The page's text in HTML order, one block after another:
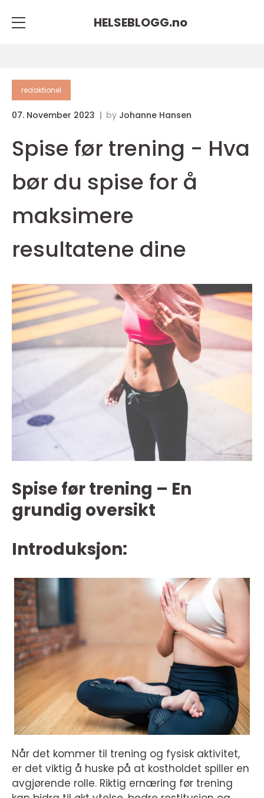
HELSEBLOGG.no
redaktionel
07. November 2023 by Johanne Hansen
Spise før trening - Hva
bør du spise for å
maksimere
resultatene dine
Spise før trening – En
grundig oversikt
Introduksjon:
Når det kommer til trening og fysisk aktivitet,
er det viktig å huske på at kostholdet spiller en
avgjørende rolle. Riktig ernæring før trening